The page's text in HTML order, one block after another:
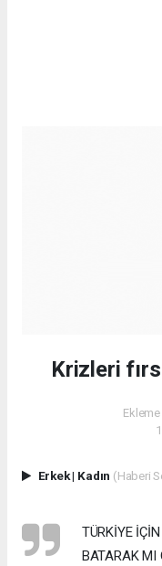
Krizleri
Ekleme
Erkek| Kadın (Haberi
TÜRKİYE
BATARAK MI